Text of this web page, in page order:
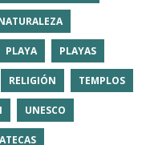
PLAYA PLAYAS
RELIGIÓN TEMPLOS
UNESCO